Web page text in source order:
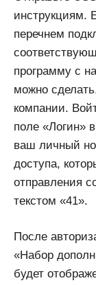
инструкциям.
перечнем
программу с
можно
компании.
поле «Логин»
ваш личный
доступа,
отправления
текстом «41».
После
«Набор
будет